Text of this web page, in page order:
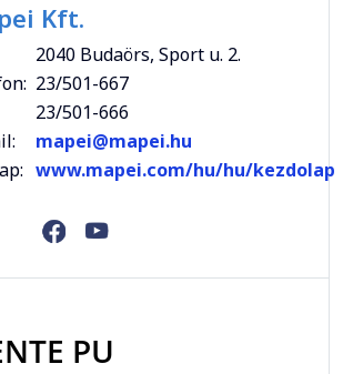
Kft.
2040 Budaörs, Sport u. 2.
23/501-667
23/501-666
mapei@mapei.hu
www.mapei.com/hu/hu/kezdolap
PU